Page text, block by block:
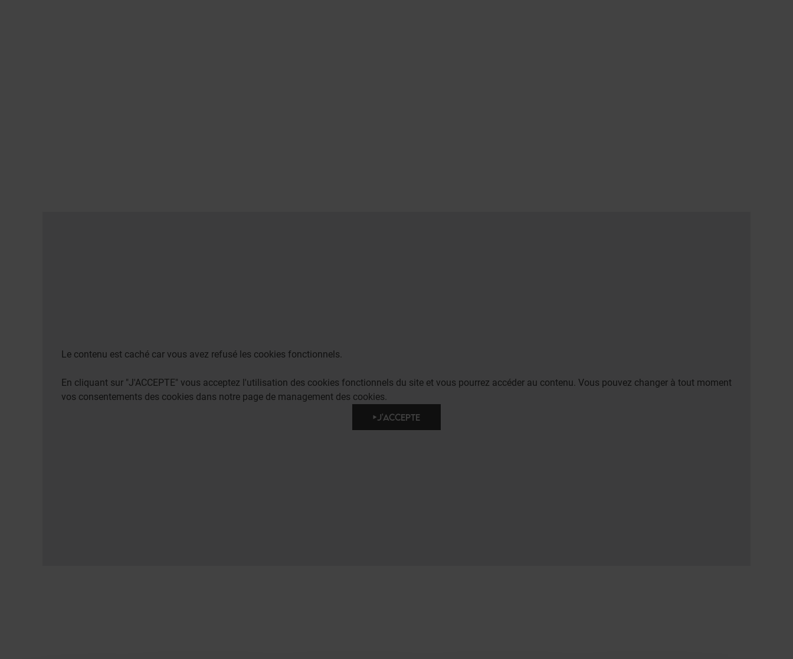
Le contenu est caché car vous avez refusé les cookies fonctionnels.
En cliquant sur "J'ACCEPTE" vous acceptez l'utilisation des cookies fonctionnels du site et vous pourrez accéder au contenu. Vous pouvez changer à tout moment
vos consentements des cookies dans notre page de management des cookies.
J'ACCEPTE